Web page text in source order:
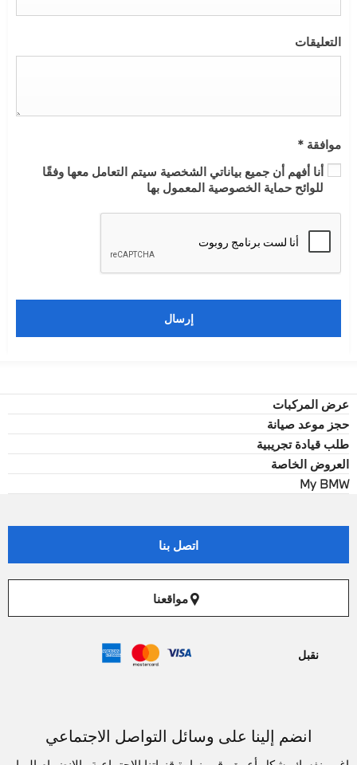
التعليقات
موافقة *
أنا أفهم أن جميع بياناتي الشخصية سيتم التعامل معها وفقًا
للوائح حماية الخصوصية المعمول بها
إرسال
عرض المركبات
حجز موعد صيانة
طلب قيادة تجريبية
العروض الخاصة
My BMW
اتصل بنا
مواقعنا
نقبل
انضم إلينا على وسائل التواصل الاجتماعي